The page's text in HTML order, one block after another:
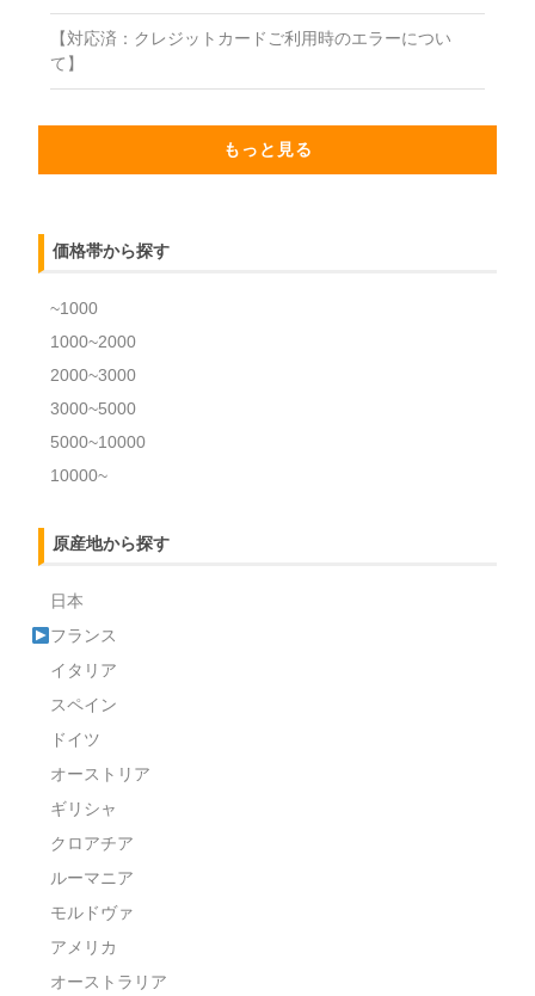
【対応済：クレジットカードご利用時のエラーについ
て】
もっと見る
価格帯から探す
~1000
1000~2000
2000~3000
3000~5000
5000~10000
10000~
原産地から探す
日本
フランス
イタリア
スペイン
ドイツ
オーストリア
ギリシャ
クロアチア
ルーマニア
モルドヴァ
アメリカ
オーストラリア